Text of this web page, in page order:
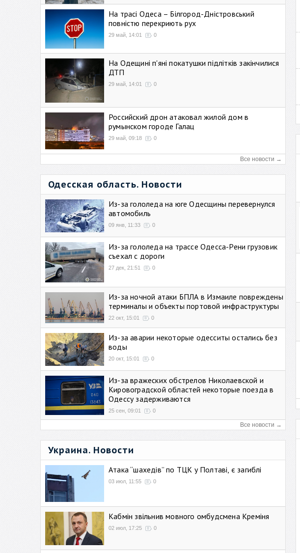
На трасі Одеса – Білгород-Дністровський
повністю перекриють рух
29 май, 14:01 0
На Одещині п'яні покатушки підлітків закінчилися
ДТП
29 май, 14:01 0
Российский дрон атаковал жилой дом в
румынском городе Галац
29 май, 09:18 0
Все новости →
Одесская область. Новости
Из-за гололеда на юге Одесщины перевернулся
автомобиль
09 янв, 11:33 0
Из-за гололеда на трассе Одесса-Рени грузовик
съехал с дороги
27 дек, 21:51 0
Из-за ночной атаки БПЛА в Измаиле повреждены
терминалы и объекты портовой инфраструктуры
22 окт, 15:01 0
Из-за аварии некоторые одесситы остались без
воды
20 окт, 15:01 0
Из-за вражеских обстрелов Николаевской и
Кировоградской областей некоторые поезда в
Одессу задерживаются
25 сен, 09:01 0
Все новости →
Украина. Новости
Атака “шахедів” по ТЦК у Полтаві, є загиблі
03 июл, 11:55 0
Кабмін звільнив мовного омбудсмена Креміня
02 июл, 17:25 0